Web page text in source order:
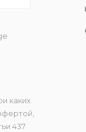
каких
437